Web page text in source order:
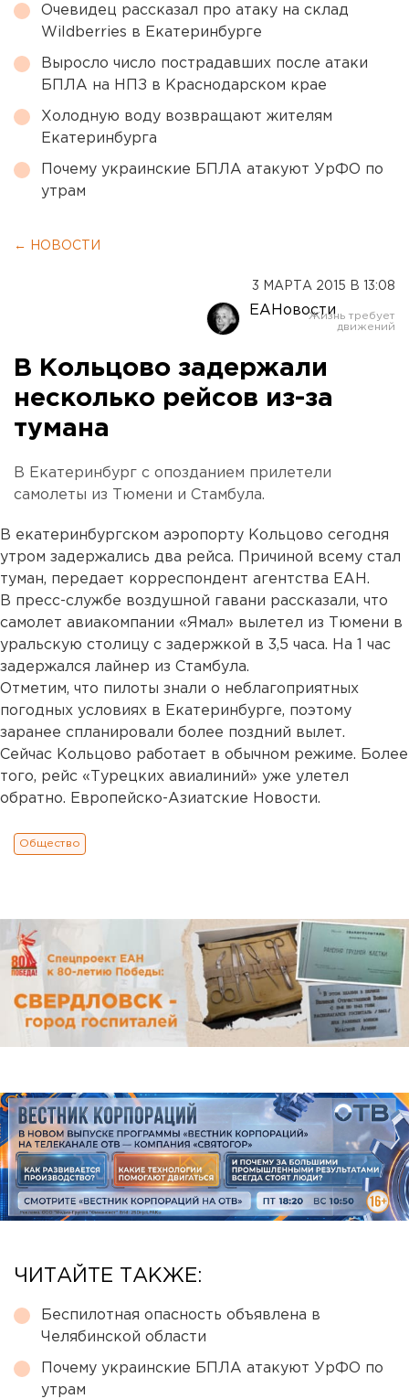
Очевидец рассказал про атаку на склад
Wildberries в Екатеринбурге
Выросло число пострадавших после атаки
БПЛА на НПЗ в Краснодарском крае
Холодную воду возвращают жителям
Екатеринбурга
Почему украинские БПЛА атакуют УрФО по
утрам
← НОВОСТИ
3 МАРТА 2015 В 13:08
ЕАНовости
В Кольцово задержали
несколько рейсов из-за
тумана
В Екатеринбург с опозданием прилетели
самолеты из Тюмени и Стамбула.
В екатеринбургском аэропорту Кольцово сегодня
утром задержались два рейса. Причиной всему стал
туман, передает корреспондент агентства ЕАН.
В пресс-службе воздушной гавани рассказали, что
самолет авиакомпании «Ямал» вылетел из Тюмени в
уральскую столицу с задержкой в 3,5 часа. На 1 час
задержался лайнер из Стамбула.
Отметим, что пилоты знали о неблагоприятных
погодных условиях в Екатеринбурге, поэтому
заранее спланировали более поздний вылет.
Сейчас Кольцово работает в обычном режиме. Более
того, рейс «Турецких авиалиний» уже улетел
обратно. Европейско-Азиатские Новости.
Общество
ЧИТАЙТЕ ТАКЖЕ:
Беспилотная опасность объявлена в
Челябинской области
Почему украинские БПЛА атакуют УрФО по
утрам